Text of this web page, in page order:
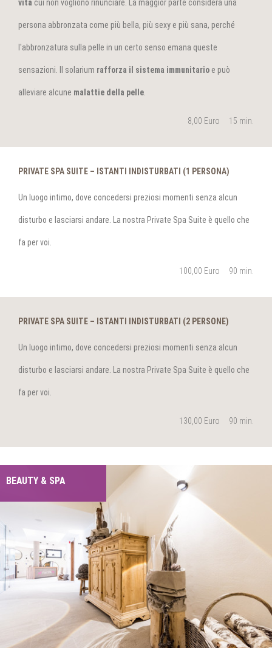
vita cui non vogliono rinunciare. La maggior parte considera una
persona abbronzata come più bella, più sexy e più sana, perché
l'abbronzatura sulla pelle in un certo senso emana queste
sensazioni. Il solarium rafforza il sistema immunitario e può
alleviare alcune malattie della pelle
8,00 Euro 15
PRIVATE SPA SUITE – ISTANTI INDISTURBATI (1 PERSONA)
Un luogo intimo, dove concedersi preziosi momenti senza alcun
disturbo e lasciarsi andare. La nostra Private Spa Suite è quello che
fa per voi.
100,00 Euro 90
PRIVATE SPA SUITE – ISTANTI INDISTURBATI (2 PERSONE)
Un luogo intimo, dove concedersi preziosi momenti senza alcun
disturbo e lasciarsi andare. La nostra Private Spa Suite è quello che
fa per voi.
130,00 Euro 90
BEAUTY & SPA